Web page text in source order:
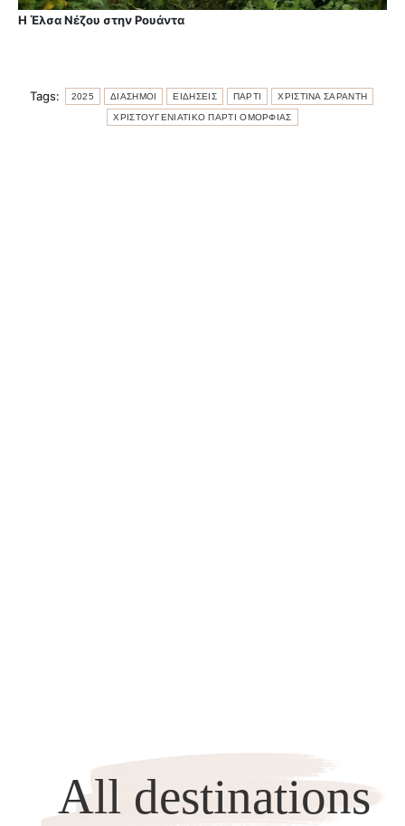
Η Έλσα Νέζου στην Ρουάντα
Tags: 2025 ΔΙΑΣΗΜΟΙ ΕΙΔΗΣΕΙΣ ΠΑΡΤΙ ΧΡΙΣΤΙΝΑ ΣΑΡΑΝΤΗ
ΧΡΙΣΤΟΥΓΕΝΙΑΤΙΚΟ ΠΑΡΤΙ ΟΜΟΡΦΙΑΣ
All destinations